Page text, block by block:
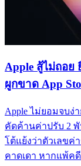
Apple สู้ไม่ถอ
ผูกขาด App
Apple ไม่ยอมจบง่
คัดค้านค่าปรับ 2 พั
โต้แย้งว่าตัวเลขค่
คาดเดา หากแพ้ค